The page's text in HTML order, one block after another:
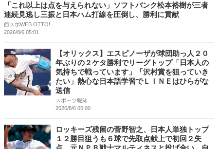
「これ以上は点を与えられない」ソフトバンク松本裕樹が三者
連続見逃し三振と日本ハム打線を圧倒し、勝利に貢献
西スポWEB OTTO!
2026/8/6 05:01
【オリックス】エスピノーザが球団助っ人２０
年ぶりの２ケタ勝利でリーグトップ「日本人の
気持ちで戦っています」「沢村賞を狙っていき
たい」熱心な日本語学習でＬＩＮＥはひらがな
送信
スポーツ報知
2026/8/6 05:00
ロッキーズ残留の菅野智之、日本人単独トップ
１２勝目狙うも６球で先取点献上で初回２失